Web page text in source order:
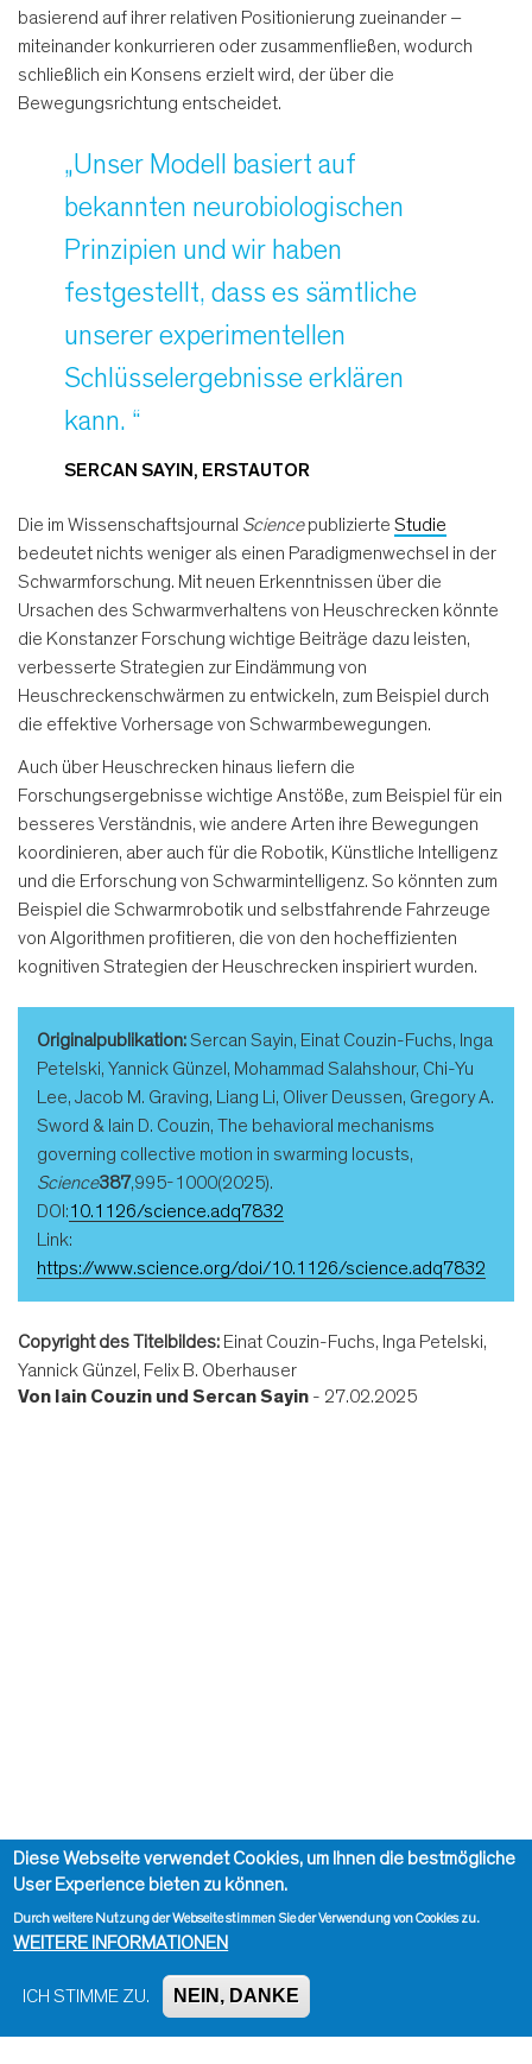
basierend auf ihrer relativen Positionierung zueinander –
miteinander konkurrieren oder zusammenfließen, wodurch
schließlich ein Konsens erzielt wird, der über die
Bewegungsrichtung entscheidet.
„Unser Modell basiert auf
bekannten neurobiologischen
Prinzipien und wir haben
festgestellt, dass es sämtliche
unserer experimentellen
Schlüsselergebnisse erklären
kann. “
SERCAN SAYIN, ERSTAUTOR
Die im Wissenschaftsjournal Sciencepublizierte Studie
bedeutet nichts weniger als einen Paradigmenwechsel in der
Schwarmforschung. Mit neuen Erkenntnissen über die
Ursachen des Schwarmverhaltens von Heuschrecken könnte
die Konstanzer Forschung wichtige Beiträge dazu leisten,
verbesserte Strategien zur Eindämmung von
Heuschreckenschwärmen zu entwickeln, zum Beispiel durch
die effektive Vorhersage von Schwarmbewegungen.
Auch über Heuschrecken hinaus liefern die
Forschungsergebnisse wichtige Anstöße, zum Beispiel für ein
besseres Verständnis, wie andere Arten ihre Bewegungen
koordinieren, aber auch für die Robotik, Künstliche Intelligenz
und die Erforschung von Schwarmintelligenz. So könnten zum
Beispiel die Schwarmrobotik und selbstfahrende Fahrzeuge
von Algorithmen profitieren, die von den hocheffizienten
kognitiven Strategien der Heuschrecken inspiriert wurden.
Originalpublikation:Sercan Sayin, Einat Couzin-Fuchs, Inga
Petelski, Yannick Günzel, Mohammad Salahshour, Chi-Yu
Lee, Jacob M. Graving, Liang Li, Oliver Deussen, Gregory A.
Sword & Iain D. Couzin, The behavioral mechanisms
governing collective motion in swarming locusts,
Science387,995-1000(2025).
DOI:10.1126/science.adq7832
Link:
https://www.science.org/doi/10.1126/science.adq7832
Copyright des Titelbildes: Einat Couzin-Fuchs, Inga Petelski,
Yannick Günzel, Felix B. Oberhauser
Von Iain Couzin und Sercan Sayin - 27.02.2025
Diese Webseite verwendet Cookies, um Ihnen die bestmögliche
User Experience bieten zu können.
Durch weitere Nutzung der Webseite stimmen Sie der Verwendung von Cookies zu.
WEITERE INFORMATIONEN
ICH STIMME ZU. NEIN, DANKE